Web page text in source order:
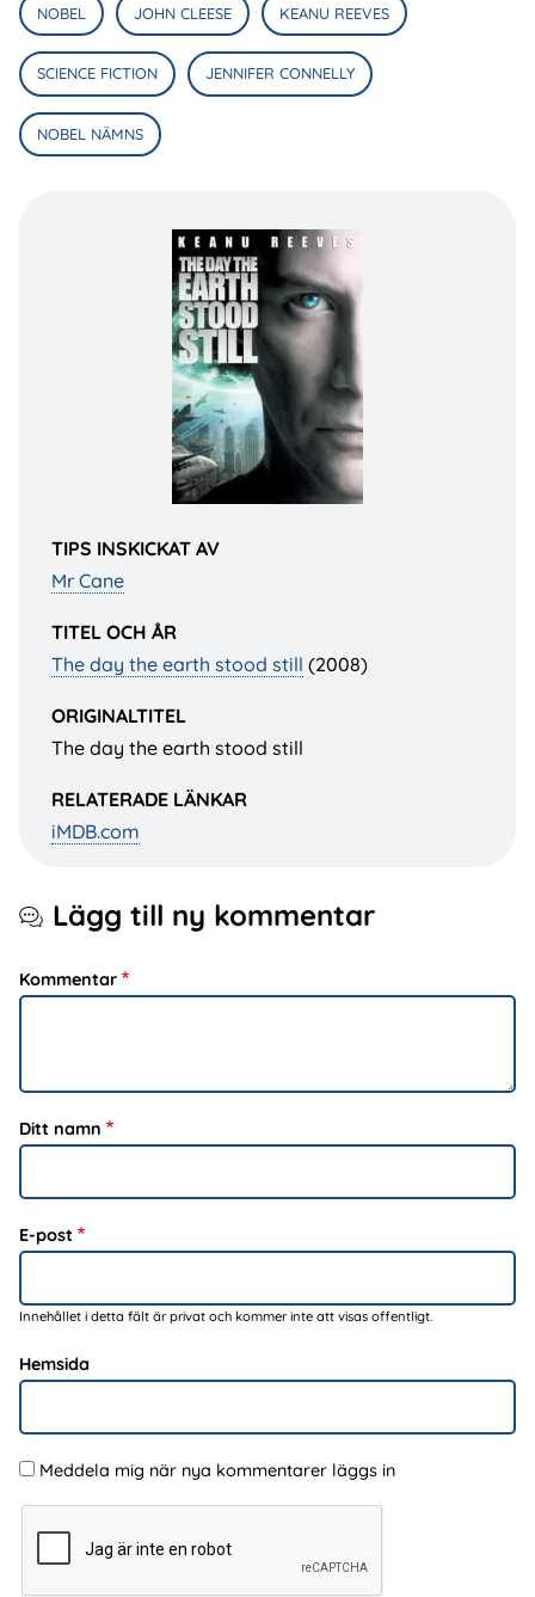
NOBEL JOHN CLEESE KEANU REEVES
SCIENCE FICTION JENNIFER CONNELLY
NOBEL NÄMNS
TIPS INSKICKAT AV
Mr Cane
TITEL OCH ÅR
The day the earth stood still (2008)
ORIGINALTITEL
The day the earth stood still
RELATERADE LÄNKAR
iMDB.com
Lägg till ny kommentar
Kommentar
Ditt namn
E-post
Innehållet i detta fält är privat och kommer inte att visas offentligt.
Hemsida
Meddela mig när nya kommentarer läggs in